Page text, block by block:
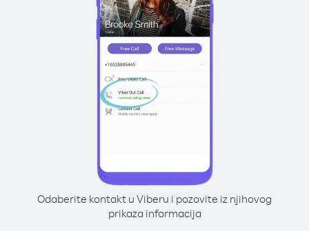
Odaberite kontakt u Viberu i pozovite iz njihovog
prikaza informacija